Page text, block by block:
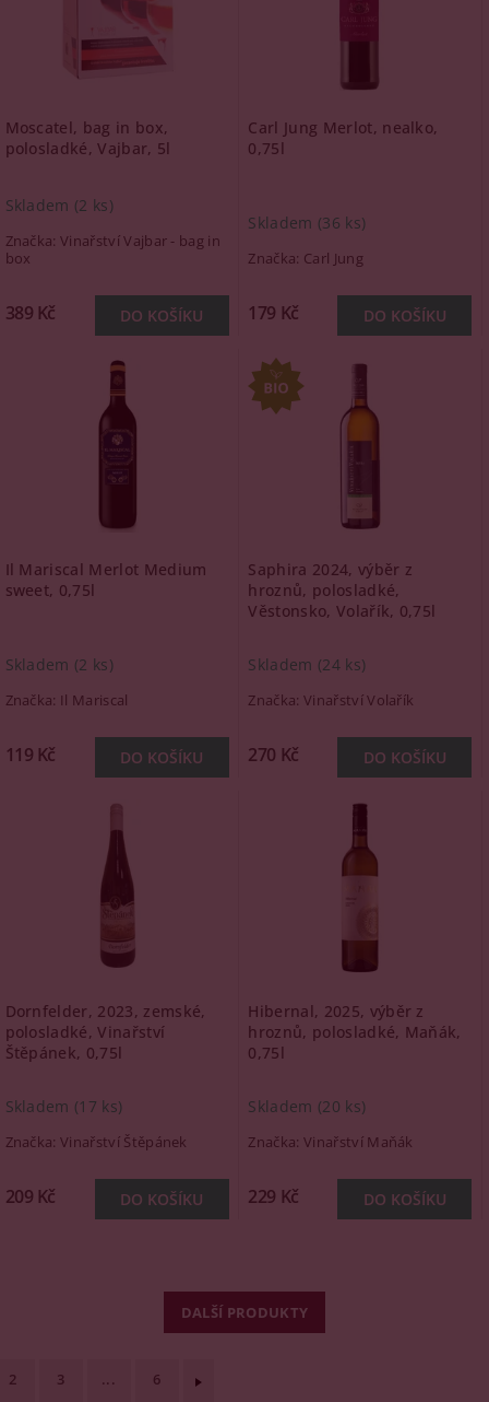
Moscatel, bag in box,
polosladké, Vajbar, 5l
Skladem (2 ks)
Značka:Vinařství Vajbar - bag in
box
389 Kč
Carl Jung Merlot, nealko,
0,75l
Skladem (36 ks)
Značka: Carl Jung
179 Kč
Il Mariscal Merlot Medium
sweet, 0,75l
Skladem (2 ks)
Značka: Il Mariscal
119 Kč
Saphira 2024, výběr z
hroznů, polosladké,
Věstonsko, Volařík, 0,75l
Skladem (24 ks)
Značka: Vinařství Volařík
270 Kč
Dornfelder, 2023, zemské,
polosladké, Vinařství
Štěpánek, 0,75l
Skladem (17 ks)
Značka:Vinařství Štěpánek
209 Kč
Hibernal, 2025, výběr z
hroznů, polosladké, Maňák,
0,75l
Skladem (20 ks)
Značka: Vinařství Maňák
229 Kč
DALŠÍ PRODUKTY
2 3 ... 6